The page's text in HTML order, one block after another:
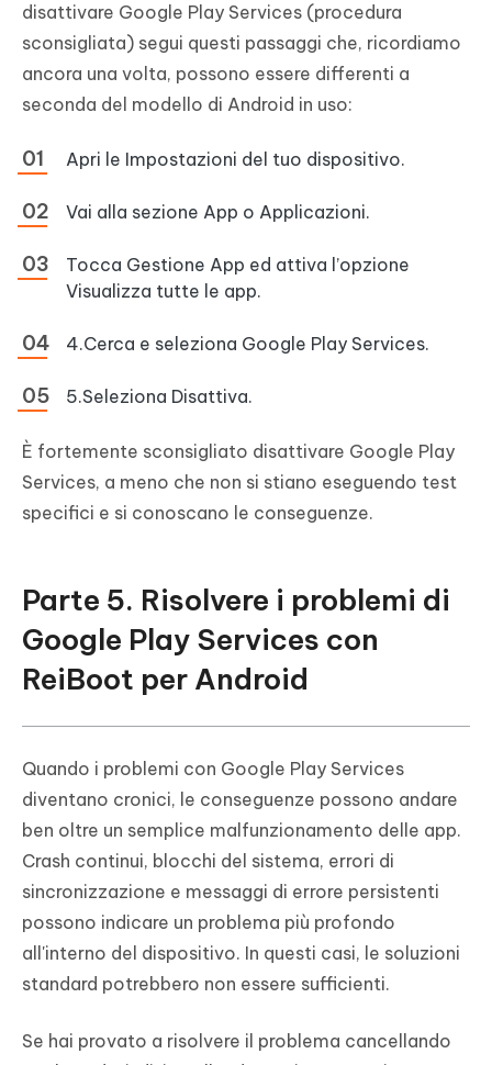
disattivare Google Play Services (procedura
sconsigliata) segui questi passaggi che, ricordiamo
ancora una volta, possono essere differenti a
seconda del modello di Android in uso:
Apri le Impostazioni del tuo dispositivo.
Vai alla sezione App o Applicazioni.
Tocca Gestione App ed attiva l’opzione
Visualizza tutte le app.
4.Cerca e seleziona Google Play Services.
5.Seleziona Disattiva.
È fortemente sconsigliato disattivare Google Play
Services, a meno che non si stiano eseguendo test
specifici e si conoscano le conseguenze.
Parte 5. Risolvere i problemi di
Google Play Services con
ReiBoot per Android
Quando i problemi con Google Play Services
diventano cronici, le conseguenze possono andare
ben oltre un semplice malfunzionamento delle app.
Crash continui, blocchi del sistema, errori di
sincronizzazione e messaggi di errore persistenti
possono indicare un problema più profondo
all'interno del dispositivo. In questi casi, le soluzioni
standard potrebbero non essere sufficienti.
Se hai provato a risolvere il problema cancellando